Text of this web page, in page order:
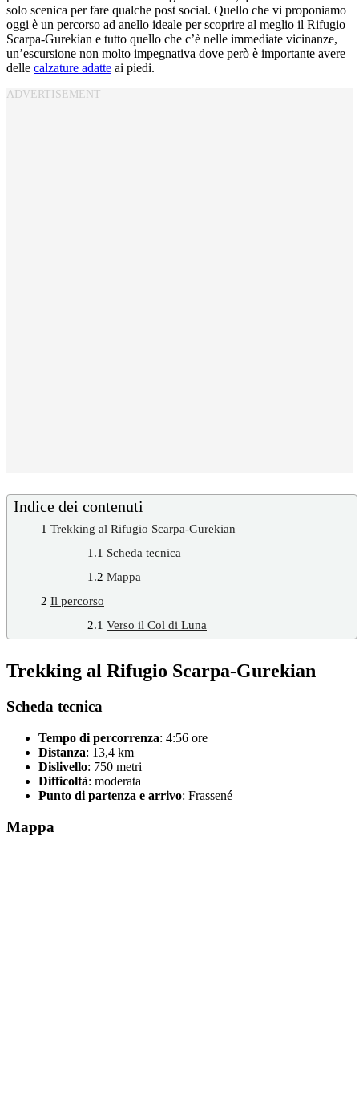
solo scenica per fare qualche post social. Quello che vi proponiamo
oggi è un percorso ad anello ideale per scoprire al meglio il Rifugio
Scarpa-Gurekian e tutto quello che c’è nelle immediate vicinanze,
un’escursione non molto impegnativa dove però è importante avere
delle calzature adatte ai piedi.
Indice dei contenuti
1 Trekking al Rifugio Scarpa-Gurekian
1.1 Scheda tecnica
1.2 Mappa
2 Il percorso
2.1 Verso il Col di Luna
Trekking al Rifugio Scarpa-Gurekian
Scheda tecnica
Tempo di percorrenza: 4:56 ore
Distanza: 13,4 km
Dislivello: 750 metri
Difficoltà: moderata
Punto di partenza e arrivo: Frassené
Mappa